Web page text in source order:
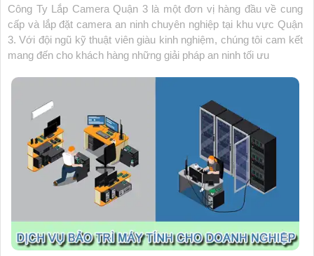
Công Ty Lắp Camera Quận 3 là một đơn vị hàng đầu về cung
cấp và lắp đặt camera an ninh chuyên nghiệp tại khu vực Quận
3. Với đội ngũ kỹ thuật viên giàu kinh nghiệm, chúng tôi cam kết
mang đến cho khách hàng những giải pháp an ninh tối ưu